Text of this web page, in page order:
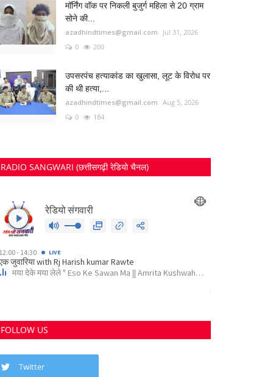
मॉर्निंग वॉक पर निकली बुजुर्ग महिला से 20 ग्राम
सोने की...
azadhindtimes@gmail.com
Jul 31, 2026
0
200
उपसरपंच हत्याकांड का खुलासा, लूट के विरोध पर
की थी हत्या,...
azadhindtimes@gmail.com Aug 5, 2026
0
184
RADIO SANGWARI (छत्तीसगढ़ी रेडियो चैनल)
FOLLOW US
Twitter